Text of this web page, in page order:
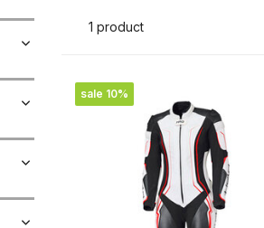
1 product
sale 10%